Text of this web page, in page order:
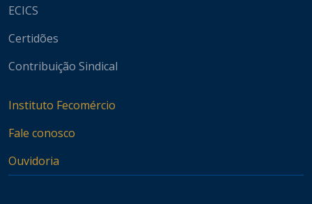
ECICS
Certidões
Contribuição Sindical
Instituto Fecomércio
Fale conosco
Ouvidoria